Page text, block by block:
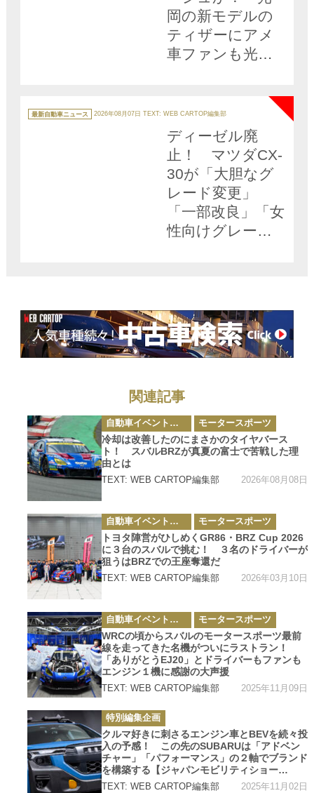
岡の新モデルの
ティザーにアメ
車ファンも光岡
テ
ゴ
最新自動車ニュース 2026年08月07日 TEXT: WEB CARTOP編集部
ディーゼル廃
止！ マツダCX-
30が「大胆なグ
レード変更」
「一部改良」「女
性向けグレード
関連記事
カ
テ
ゴ
リ
ー
自動車イベント・カーイベント モータースポーツ
冷却は改善したのにまさかのタイヤバース
ト！ スバルBRZが真夏の富士で苦戦した理
由とは
TEXT: WEB CARTOP編集部 2026年08月08日
カ
テ
ゴ
リ
ー
自動車イベント・カーイベント モータースポーツ
トヨタ陣営がひしめくGR86・BRZ Cup 2026
に３台のスバルで挑む！ ３名のドライバーが
狙うはBRZでの王座奪還だ
TEXT: WEB CARTOP編集部 2026年03月10日
カ
テ
ゴ
リ
ー
自動車イベント・カーイベント モータースポーツ
WRCの頃からスバルのモータースポーツ最前
線を走ってきた名機がついにラストラン！
「ありがとうEJ20」とドライバーもファンも
エンジン１機に感謝の大声援
TEXT: WEB CARTOP編集部 2025年11月09日
カ
テ
ゴ
リ
ー
特別編集企画
クルマ好きに刺さるエンジン車とBEVを続々投
入の予感！ この先のSUBARUは「アドベン
チャー」「パフォーマンス」の２軸でブランド
を構築する【ジャパンモビリティショー
2025】
TEXT: WEB CARTOP編集部 2025年11月02日